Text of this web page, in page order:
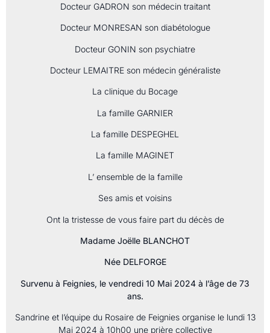
Docteur GADRON son médecin traitant
Docteur MONRESAN son diabétologue
Docteur GONIN son psychiatre
Docteur LEMAITRE son médecin généraliste
La clinique du Bocage
La famille GARNIER
La famille DESPEGHEL
La famille MAGINET
L’ ensemble de la famille
Ses amis et voisins
Ont la tristesse de vous faire part du décès de
Madame Joëlle BLANCHOT
Née DELFORGE
Survenu à Feignies, le vendredi 10 Mai 2024 à l’âge de 73
ans.
Sandrine et l’équipe du Rosaire de Feignies organise le lundi 13
Mai 2024 à 10h00 une prière collective